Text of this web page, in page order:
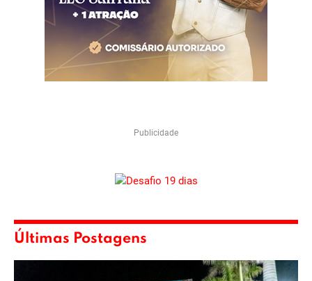
Publicidade
Últimas Postagens